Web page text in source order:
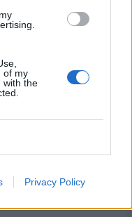
of my
with the
Privacy Policy
Telegram